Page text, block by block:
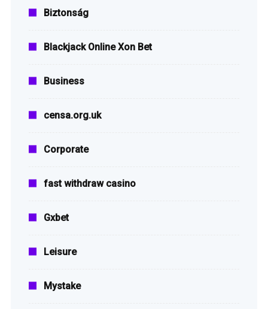
Biztonság
Blackjack Online Xon Bet
Business
censa.org.uk
Corporate
fast withdraw casino
Gxbet
Leisure
Mystake